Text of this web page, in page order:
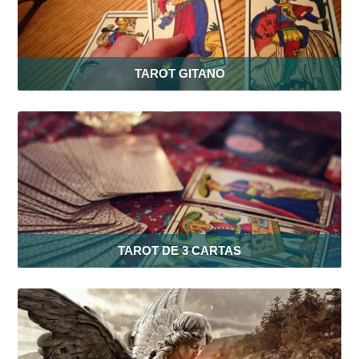
TAROT GITANO
TAROT DE 3 CARTAS